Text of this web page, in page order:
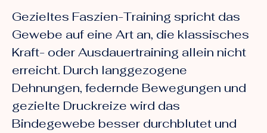
Gezieltes Faszien-Training spricht das
Gewebe auf eine Art an, die klassisches
Kraft- oder Ausdauertraining allein nicht
erreicht. Durch langgezogene
Dehnungen, federnde Bewegungen und
gezielte Druckreize wird das
Bindegewebe besser durchblutet und